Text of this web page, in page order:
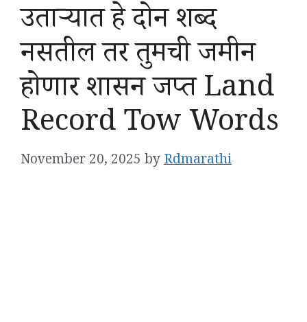
उताऱ्यात हे दोन शब्द
नसतील तर तुमची जमीन
होणार शासन जप्त Land
Record Tow Words
November 20, 2025 byRdmarathi